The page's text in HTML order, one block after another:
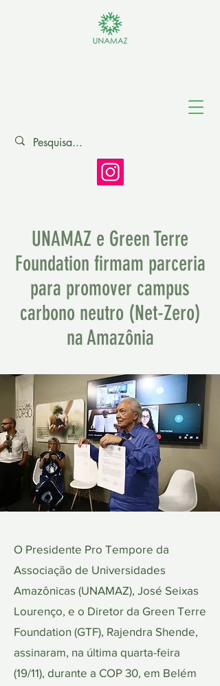
UNAMAZ e Green Terre
Foundation firmam parceria
para promover campus
carbono neutro (Net-Zero)
na Amazônia
O Presidente Pro Tempore da
Associação de Universidades
Amazônicas (UNAMAZ), José Seixas
Lourenço, e o Diretor da Green Terre
Foundation (GTF), Rajendra Shende,
assinaram, na última quarta-feira
(19/11), durante a COP 30, em Belém